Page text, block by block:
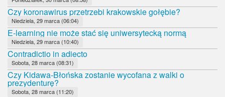
Czy koronawirus przetrzebi krakowskie gołębie?
Niedziela, 29 marca (06:04)
E-learning nie może stać się uniwersytecką normą
Niedziela, 29 marca (10:40)
Contradictio in adiecto
Sobota, 28 marca (08:31)
Czy Kidawa-Błońska zostanie wycofana z walki o
prezydenturę?
Sobota, 28 marca (11:20)